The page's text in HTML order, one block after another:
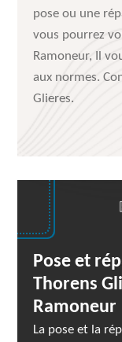
pose ou une
vous pourrez
Ramoneur, Il
aux normes.
Glieres.
Pose et
Thorens
Ramoneur
La pose et la